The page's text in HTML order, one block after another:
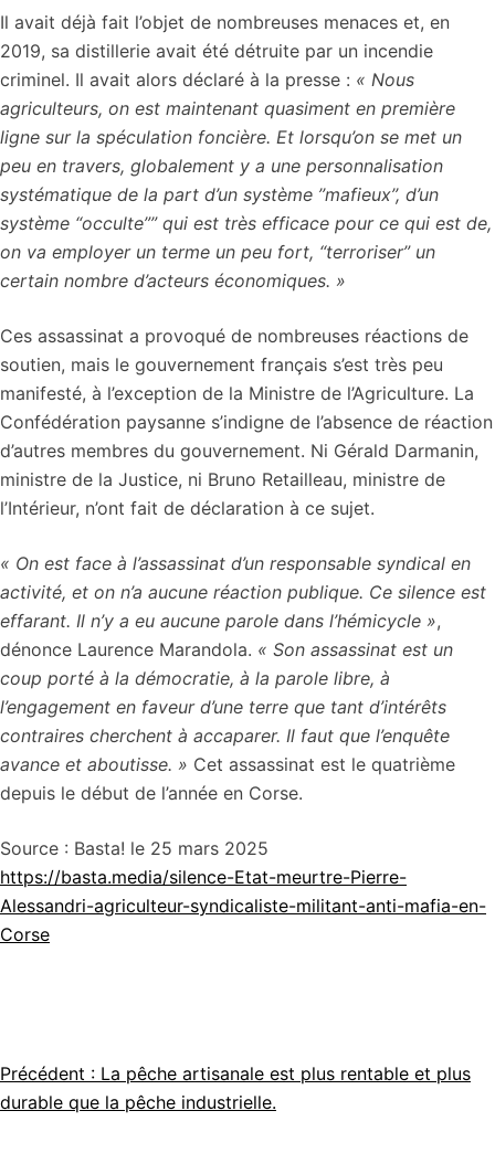
Il avait déjà fait l’objet de nombreuses menaces et, en
2019, sa distillerie avait été détruite par un incendie
criminel. Il avait alors déclaré à la presse : « Nous
agriculteurs, on est maintenant quasiment en première
ligne sur la spéculation foncière. Et lorsqu’on se met un
peu en travers, globalement y a une personnalisation
systématique de la part d’un système ’’mafieux’’, d’un
système “occulte”” qui est très efficace pour ce qui est de,
on va employer un terme un peu fort, “terroriser” un
certain nombre d’acteurs économiques. »
Ces assassinat a provoqué de nombreuses réactions de
soutien, mais le gouvernement français s’est très peu
manifesté, à l’exception de la Ministre de l’Agriculture. La
Confédération paysanne s’indigne de l’absence de réaction
d’autres membres du gouvernement. Ni Gérald Darmanin,
ministre de la Justice, ni Bruno Retailleau, ministre de
l’Intérieur, n’ont fait de déclaration à ce sujet.
« On est face à l’assassinat d’un responsable syndical en
activité, et on n’a aucune réaction publique. Ce silence est
effarant. Il n’y a eu aucune parole dans l’hémicycle »,
dénonce Laurence Marandola. « Son assassinat est un
coup porté à la démocratie, à la parole libre, à
l’engagement en faveur d’une terre que tant d’intérêts
contraires cherchent à accaparer. Il faut que l’enquête
avance et aboutisse. » Cet assassinat est le quatrième
depuis le début de l’année en Corse.
Source : Basta! le 25 mars 2025
https://basta.media/silence-Etat-meurtre-Pierre-
Alessandri-agriculteur-syndicaliste-militant-anti-mafia-en-
Corse
Navigation
Précédent : La pêche artisanale est plus rentable et plus
durable que la pêche industrielle.